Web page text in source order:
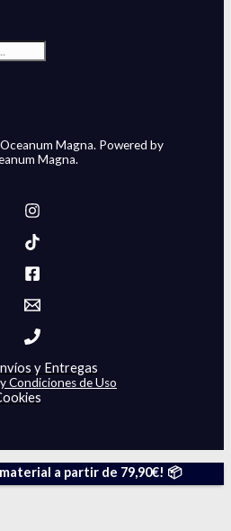
Magna. Powered by
Magna.
y Entregas
Condiciones de Uso
a partir de 79,90€! 📦